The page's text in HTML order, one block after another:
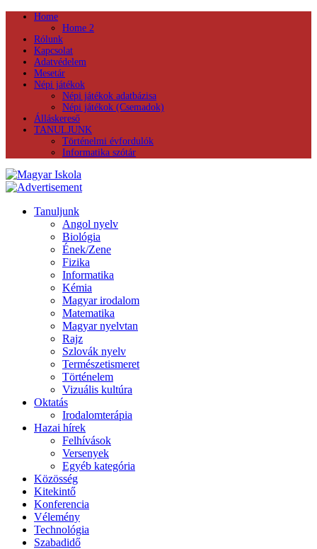
Home
Home 2
Rólunk
Kapcsolat
Adatvédelem
Mesetár
Népi játékok
Népi játékok adatbázisa
Népi játékok (Csemadok)
Álláskereső
TANULJUNK
Történelmi évfordulók
Informatika szótár
Tanuljunk
Angol nyelv
Biológia
Ének/Zene
Fizika
Informatika
Kémia
Magyar irodalom
Matematika
Magyar nyelvtan
Rajz
Szlovák nyelv
Természetismeret
Történelem
Vizuális kultúra
Oktatás
Irodalomterápia
Hazai hírek
Felhívások
Versenyek
Egyéb kategória
Közösség
Kitekintő
Konferencia
Vélemény
Technológia
Szabadidő